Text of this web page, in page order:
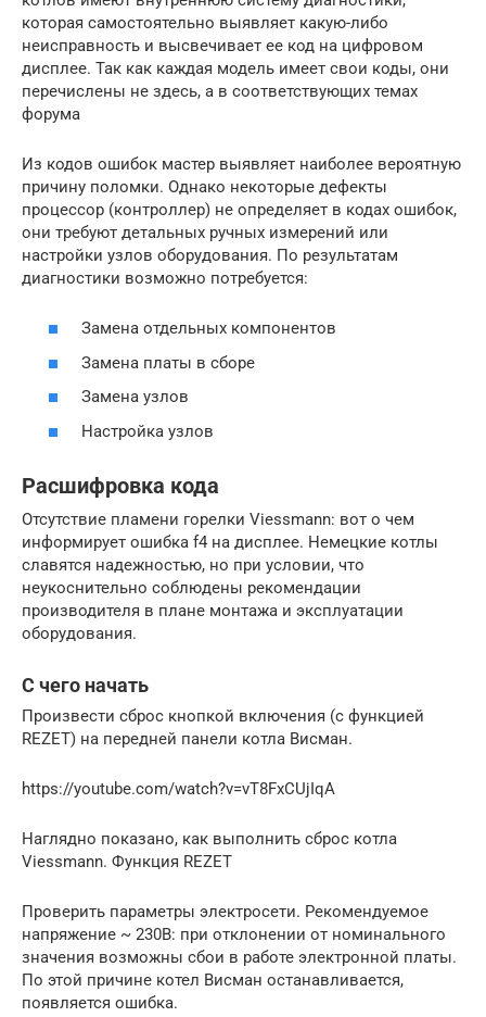
которая самостоятельно выявляет какую-либо
неисправность и высвечивает ее код на цифровом
дисплее. Так как каждая модель имеет свои коды, они
перечислены не здесь, а в соответствующих темах
форума
Из кодов ошибок мастер выявляет наиболее вероятную
причину поломки. Однако некоторые дефекты
процессор (контроллер) не определяет в кодах ошибок,
они требуют детальных ручных измерений или
настройки узлов оборудования. По результатам
диагностики возможно потребуется:
Замена отдельных компонентов
Замена платы в сборе
Замена узлов
Настройка узлов
Расшифровка кода
Отсутствие пламени горелки Viessmann: вот о чем
информирует ошибка f4 на дисплее. Немецкие котлы
славятся надежностью, но при условии, что
неукоснительно соблюдены рекомендации
производителя в плане монтажа и эксплуатации
оборудования.
С чего начать
Произвести сброс кнопкой включения (с функцией
REZET) на передней панели котла Висман.
https://youtube.com/watch?v=vT8FxCUjIqA
Наглядно показано, как выполнить сброс котла
Viessmann. Функция REZET
Проверить параметры электросети. Рекомендуемое
напряжение ~ 230В: при отклонении от номинального
значения возможны сбои в работе электронной платы.
По этой причине котел Висман останавливается,
появляется ошибка.